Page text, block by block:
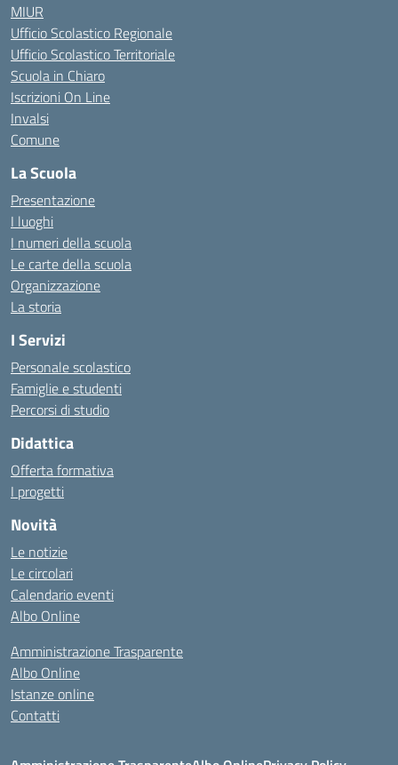
MIUR
Ufficio Scolastico Regionale
Ufficio Scolastico Territoriale
Scuola in Chiaro
Iscrizioni On Line
Invalsi
Comune
La Scuola
Presentazione
I luoghi
I numeri della scuola
Le carte della scuola
Organizzazione
La storia
I Servizi
Personale scolastico
Famiglie e studenti
Percorsi di studio
Didattica
Offerta formativa
I progetti
Novità
Le notizie
Le circolari
Calendario eventi
Albo Online
Amministrazione Trasparente
Albo Online
Istanze online
Contatti